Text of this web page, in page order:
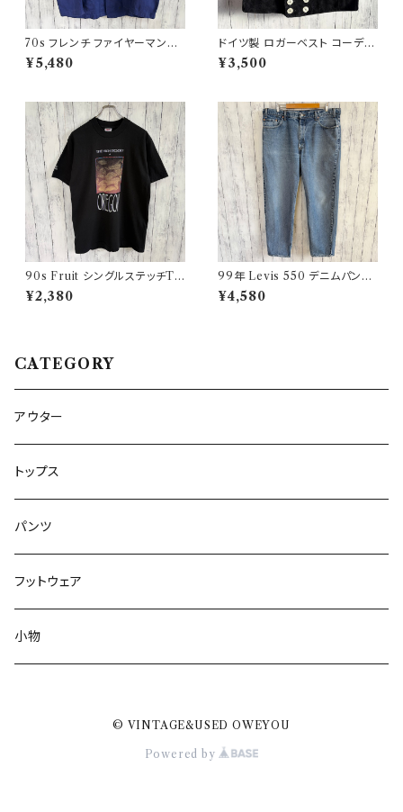
70s フレンチ ファイヤーマンジ
ャケット ワークジャケット ヴィン
テージ
¥5,480
ドイツ製 ロガーベスト コーデュ
ロイベスト ワークベスト 黒 ダブ
ルブレスト
¥3,500
90s Fruit シングルステッチTシ
ャツ プリントT
¥2,380
99年 Levis 550 デニムパンツ
ワイドデニム リーバイス ヴィン
テージ 21
¥4,580
CATEGORY
アウター
トップス
パンツ
フットウェア
小物
© VINTAGE&USED OWEYOU
Powered by